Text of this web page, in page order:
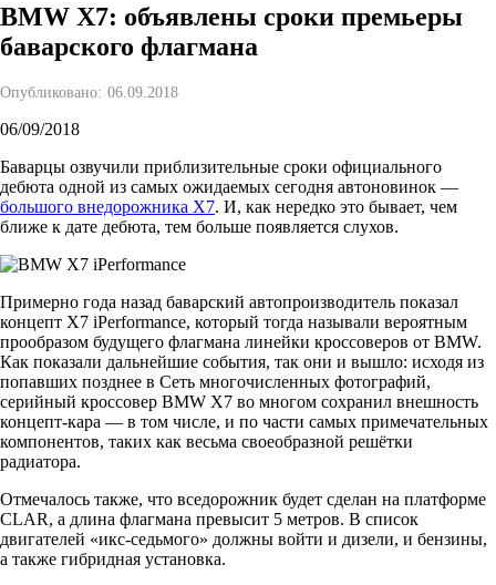
BMW X7: объявлены сроки премьеры
баварского флагмана
Опубликовано: 06.09.2018
06/09/2018
Баварцы озвучили приблизительные сроки официального
дебюта одной из самых ожидаемых сегодня автоновинок —
большого внедорожника X7. И, как нередко это бывает, чем
ближе к дате дебюта, тем больше появляется слухов.
Примерно года назад баварский автопроизводитель показал
концепт X7 iPerformance, который тогда называли вероятным
прообразом будущего флагмана линейки кроссоверов от BMW.
Как показали дальнейшие события, так они и вышло: исходя из
попавших позднее в Сеть многочисленных фотографий,
серийный кроссовер BMW X7 во многом сохранил внешность
концепт-кара — в том числе, и по части самых примечательных
компонентов, таких как весьма своеобразной решётки
радиатора.
Отмечалось также, что вседорожник будет сделан на платформе
CLAR, а длина флагмана превысит 5 метров. В список
двигателей «икс-седьмого» должны войти и дизели, и бензины,
а также гибридная установка.